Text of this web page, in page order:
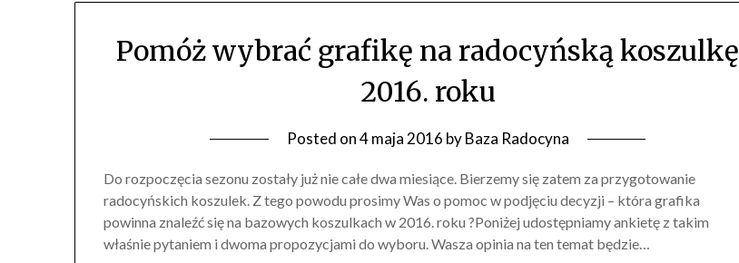
Pomóż wybrać grafikę na radocyńską koszulkę
2016. roku
Posted on4 maja 2016 byBaza Radocyna
Do rozpoczęcia sezonu zostały już nie całe dwa miesiące. Bierzemy się zatem za przygotowanie
radocyńskich koszulek. Z tego powodu prosimy Was o pomoc w podjęciu decyzji – która grafika
powinna znaleźć się na bazowych koszulkach w 2016. roku ?Poniżej udostępniamy ankietę z takim
właśnie pytaniem i dwoma propozycjami do wyboru. Wasza opinia na ten temat będzie…